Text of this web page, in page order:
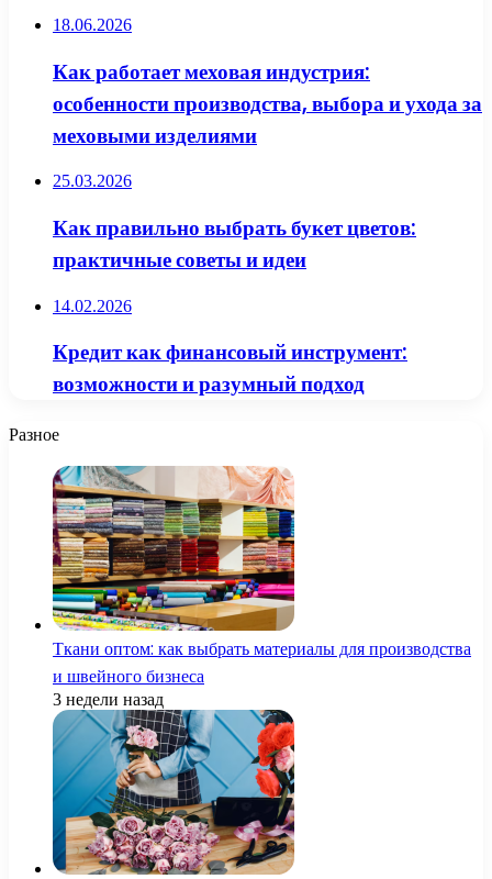
18.06.2026
Как работает меховая индустрия:
особенности производства, выбора и ухода за
меховыми изделиями
25.03.2026
Как правильно выбрать букет цветов:
практичные советы и идеи
14.02.2026
Кредит как финансовый инструмент:
возможности и разумный подход
Разное
Ткани оптом: как выбрать материалы для производства
и швейного бизнеса
3 недели назад